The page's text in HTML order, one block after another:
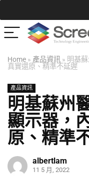
Home » 產品資訊 » 明基
真實還原、精準不延遲
產品資訊
明基蘇州
顯示器，
原、精準
albertlam
11 5 月, 2022